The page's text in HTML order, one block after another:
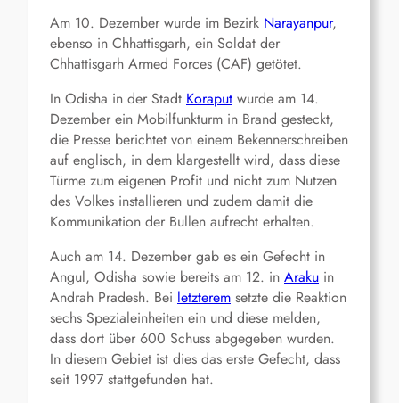
Am 10. Dezember wurde im Bezirk Narayanpur,
ebenso in Chhattisgarh, ein Soldat der
Chhattisgarh Armed Forces (CAF) getötet.
In Odisha in der Stadt Koraput wurde am 14.
Dezember ein Mobilfunkturm in Brand gesteckt,
die Presse berichtet von einem Bekennerschreiben
auf englisch, in dem klargestellt wird, dass diese
Türme zum eigenen Profit und nicht zum Nutzen
des Volkes installieren und zudem damit die
Kommunikation der Bullen aufrecht erhalten.
Auch am 14. Dezember gab es ein Gefecht in
Angul, Odisha sowie bereits am 12. in Araku in
Andrah Pradesh. Bei letzterem setzte die Reaktion
sechs Spezialeinheiten ein und diese melden,
dass dort über 600 Schuss abgegeben wurden.
In diesem Gebiet ist dies das erste Gefecht, dass
seit 1997 stattgefunden hat.